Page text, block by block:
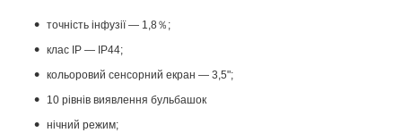
точність інфузії — 1,8％;
клас IP — IP44;
кольоровий сенсорний екран — 3,5";
10 рівнів виявлення бульбашок
нічний режим;